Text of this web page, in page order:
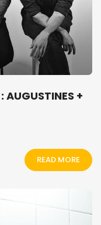
AUGUSTINES +
READ MORE